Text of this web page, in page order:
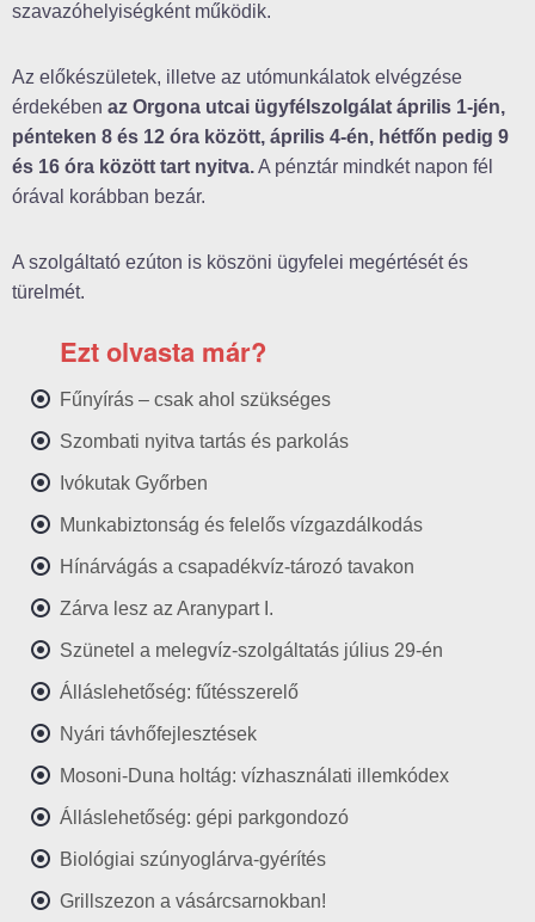
szavazóhelyiségként működik.
Az előkészületek, illetve az utómunkálatok elvégzése
érdekében az Orgona utcai ügyfélszolgálat április 1-jén,
pénteken 8 és 12 óra között, április 4-én, hétfőn pedig 9
és 16 óra között tart nyitva.A pénztár mindkét napon fél
órával korábban bezár.
A szolgáltató ezúton is köszöni ügyfelei megértését és
türelmét.
Ezt olvasta már?
Fűnyírás – csak ahol szükséges
Szombati nyitva tartás és parkolás
Ivókutak Győrben
Munkabiztonság és felelős vízgazdálkodás
Hínárvágás a csapadékvíz-tározó tavakon
Zárva lesz az Aranypart I.
Szünetel a melegvíz-szolgáltatás július 29-én
Álláslehetőség: fűtésszerelő
Nyári távhőfejlesztések
Mosoni-Duna holtág: vízhasználati illemkódex
Álláslehetőség: gépi parkgondozó
Biológiai szúnyoglárva-gyérítés
Grillszezon a vásárcsarnokban!